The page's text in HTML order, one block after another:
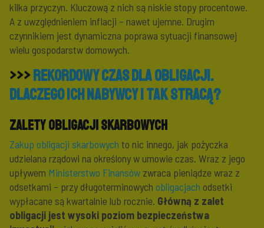
kilka przyczyn. Kluczową z nich są niskie stopy procentowe.
A z uwzględnieniem inflacji – nawet ujemne. Drugim
czynnikiem jest dynamiczna poprawa sytuacji finansowej
wielu gospodarstw domowych.
>>>Rekordowy czas dla obligacji.
Dlaczego ich nabywcy i tak stracą?
Zalety obligacji skarbowych
Zakup obligacji skarbowych to nic innego, jak pożyczka
udzielana rządowi na określony w umowie czas. Wraz z jego
upływem Ministerstwo Finansów zwraca pieniądze wraz z
odsetkami – przy długoterminowych obligacjach odsetki
wypłacane są kwartalnie lub rocznie. Główną z zalet
obligacji jest wysoki poziom bezpieczeństwa